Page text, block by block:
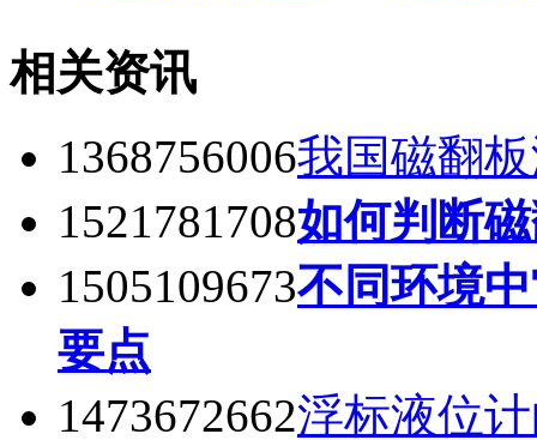
相关资讯
1368756006我国磁翻
1521781708如何判断
1505109673不同环境
要点
1473672662浮标液位